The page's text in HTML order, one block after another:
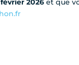
2026 et que